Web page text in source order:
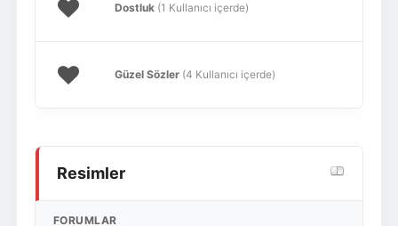
Dostluk (1 Kullanıcı içerde)
Güzel Sözler (4 Kullanıcı içerde)
Resimler
FORUMLAR